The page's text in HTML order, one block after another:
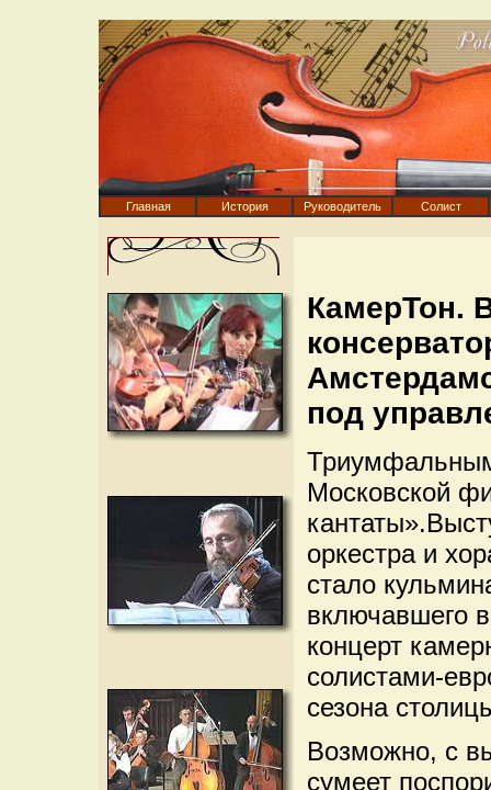
Главная История Руководитель Солист
КамерТон.
под
Московской
оркестра и
стало
включавшего
концерт
солистами-
сезона
Возможно, c
сумеет